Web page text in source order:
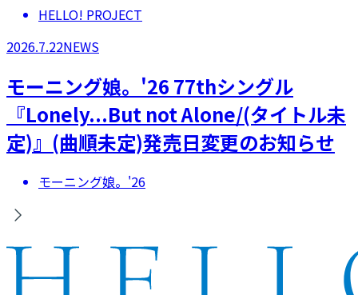
HELLO! PROJECT
2026.7.22NEWS
モーニング娘。'26 77thシングル
『Lonely...But not Alone/(タイトル未
定)』(曲順未定)発売日変更のお知らせ
モーニング娘。'26